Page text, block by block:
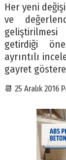
Her yeni
ve
getirdiği
ayrıntılı
gayret
📆 25 Aralık